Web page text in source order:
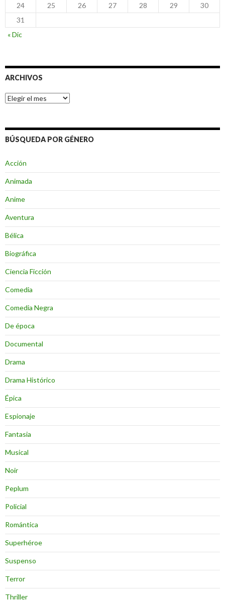
24 25 26 27 28 29
30
31
« Dic
ARCHIVOS
Archivos
BÚSQUEDA POR GÉNERO
Acción
Animada
Anime
Aventura
Bélica
Biográfica
Ciencia Ficción
Comedia
Comedia Negra
De época
Documental
Drama
Drama Histórico
Épica
Espionaje
Fantasia
Musical
Noir
Peplum
Policial
Romántica
Superhéroe
Suspenso
Terror
Thriller